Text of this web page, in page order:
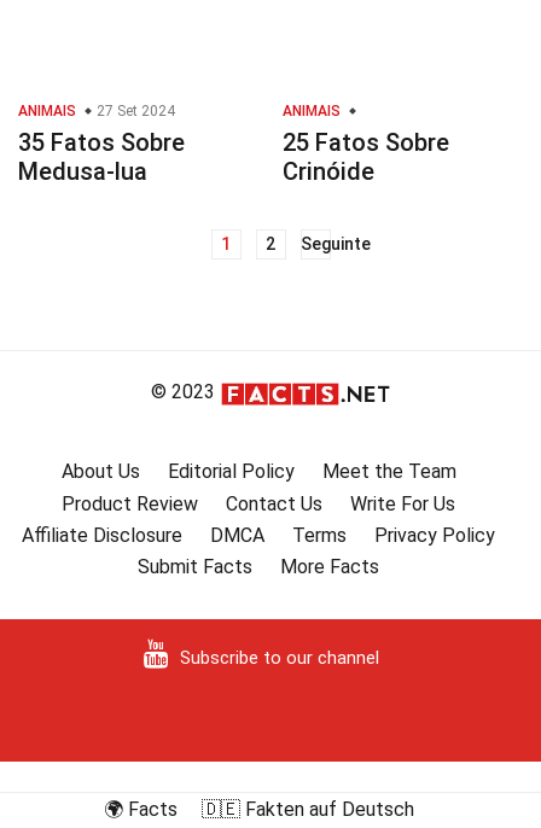
ANIMAIS 27 Set 2024
35 Fatos Sobre
Medusa-lua
ANIMAIS
25 Fatos Sobre
Crinóide
1 2 Seguinte
© 2023
About Us Editorial Policy
Meet the Team
Product Review
Contact Us
Write For Us
Affiliate Disclosure
DMCA Terms
Privacy Policy
Submit Facts
More Facts
Subscribe to our channel
🌍 Facts 🇩🇪 Fakten auf Deutsch